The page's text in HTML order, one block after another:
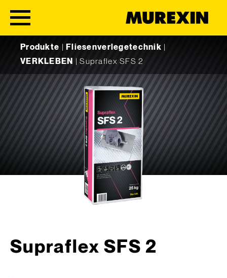
Produkte
Fliesenverlegetechnik
VERKLEBEN
|Supraflex SFS 2
Supraflex SFS 2